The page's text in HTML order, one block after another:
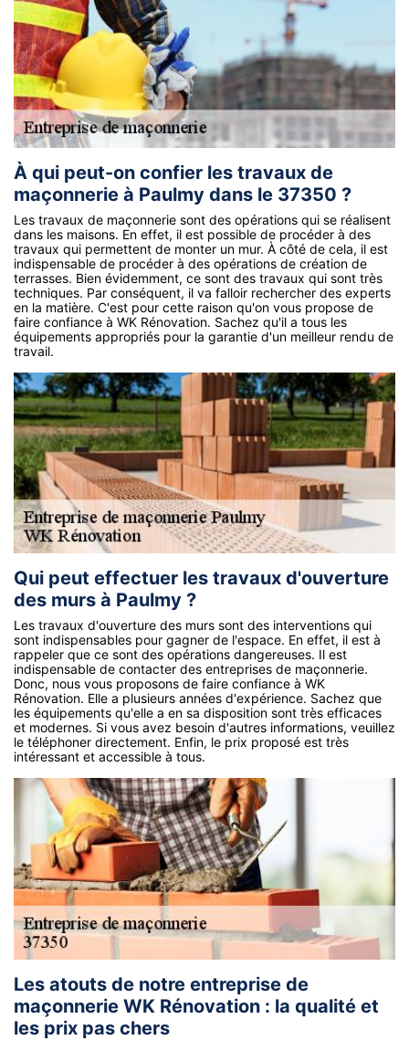
À qui peut-on confier les travaux de
maçonnerie à Paulmy dans le 37350 ?
Les travaux de maçonnerie sont des opérations qui se réalisent
dans les maisons. En effet, il est possible de procéder à des
travaux qui permettent de monter un mur. À côté de cela, il est
indispensable de procéder à des opérations de création de
terrasses. Bien évidemment, ce sont des travaux qui sont très
techniques. Par conséquent, il va falloir rechercher des experts
en la matière. C'est pour cette raison qu'on vous propose de
faire confiance à WK Rénovation. Sachez qu'il a tous les
équipements appropriés pour la garantie d'un meilleur rendu de
travail.
Qui peut effectuer les travaux d'ouverture
des murs à Paulmy ?
Les travaux d'ouverture des murs sont des interventions qui
sont indispensables pour gagner de l'espace. En effet, il est à
rappeler que ce sont des opérations dangereuses. Il est
indispensable de contacter des entreprises de maçonnerie.
Donc, nous vous proposons de faire confiance à WK
Rénovation. Elle a plusieurs années d'expérience. Sachez que
les équipements qu'elle a en sa disposition sont très efficaces
et modernes. Si vous avez besoin d'autres informations, veuillez
le téléphoner directement. Enfin, le prix proposé est très
intéressant et accessible à tous.
Les atouts de notre entreprise de
maçonnerie WK Rénovation : la qualité et
les prix pas chers